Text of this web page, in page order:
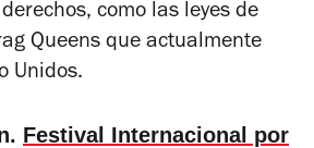
como las leyes de
Queens que actualmente
Unidos.
Festival Internacional por